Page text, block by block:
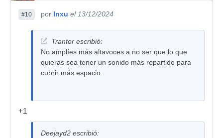
#10 por Inxu el 13/12/2024
Trantor escribió:
No amplíes más altavoces a no ser que lo que
quieras sea tener un sonido más repartido para
cubrir más espacio.
+1
Deejayd2 escribió: